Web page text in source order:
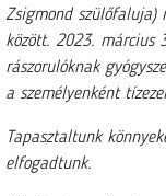
Zsigmond szülőfaluja)
között. 2023. március
rászorulóknak
a személyenként
Tapasztaltunk
elfogadtunk.